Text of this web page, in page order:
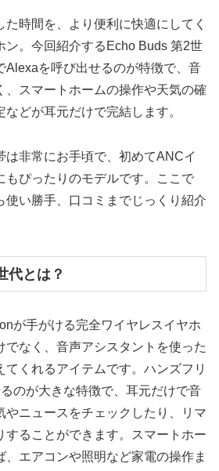
た時間を、より便利に快適にしてく
ン。今回紹介するEcho Buds 第2世
Alexaを呼び出せるのが特徴で、音
、スマートホームの操作や天気の確
どが耳元だけで完結します。
は非常にお手頃で、初めてANCイ
もぴったりのモデルです。ここで
使い勝手、口コミまでじっくり紹介
代とは？
が手がける完全ワイヤレスイヤホ
でなく、音声アシスタントを使った
てくれるアイテムです。ハンズフリ
のが大きな特徴で、耳元だけで音
やニュースをチェックしたり、リマ
することができます。スマートホー
、エアコンや照明など家電の操作ま